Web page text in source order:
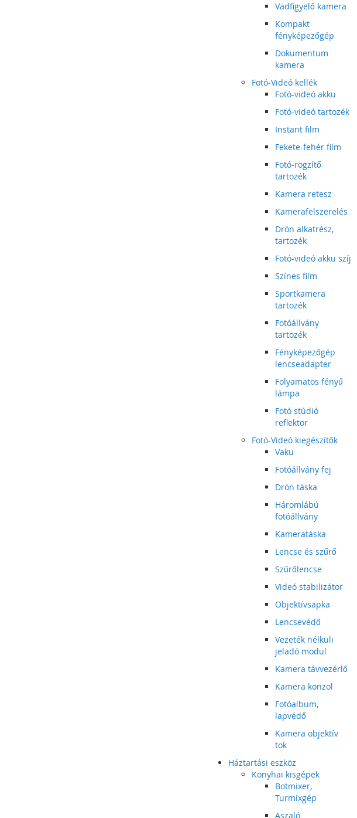
Vadfigyelő kamera
Kompakt
fényképezőgép
Dokumentum
kamera
Fotó-Videó kellék
Fotó-videó akku
Fotó-videó tartozék
Instant film
Fekete-fehér film
Fotó-rögzítő
tartozék
Kamera retesz
Kamerafelszerelés
Drón alkatrész,
tartozék
Fotó-videó akku szíj
Színes film
Sportkamera
tartozék
Fotóállvány
tartozék
Fényképezőgép
lencseadapter
Folyamatos fényű
lámpa
Fotó stúdió
reflektor
Fotó-Videó kiegészítők
Vaku
Fotóállvány fej
Drón táska
Háromlábú
fotóállvány
Kameratáska
Lencse és szűrő
Szűrőlencse
Videó stabilizátor
Objektívsapka
Lencsevédő
Vezeték nélküli
jeladó modul
Kamera távvezérlő
Kamera konzol
Fotóalbum,
lapvédő
Kamera objektív
tok
Háztartási eszköz
Konyhai kisgépek
Botmixer,
Turmixgép
Aszaló